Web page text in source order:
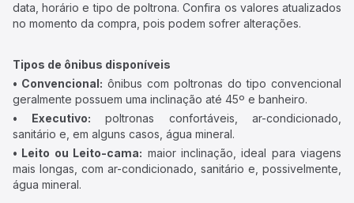
data, horário e tipo de poltrona. Confira os valores atualizados
no momento da compra, pois podem sofrer alterações.
Tipos de ônibus disponíveis
• Convencional: ônibus com poltronas do tipo convencional
geralmente possuem uma inclinação até 45º e banheiro.
• Executivo: poltronas confortáveis, ar-condicionado,
sanitário e, em alguns casos, água mineral.
• Leito ou Leito-cama: maior inclinação, ideal para viagens
mais longas, com ar-condicionado, sanitário e, possivelmente,
água mineral.